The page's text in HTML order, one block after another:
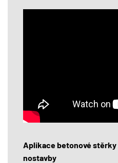
Aplikace betonové
nostavby